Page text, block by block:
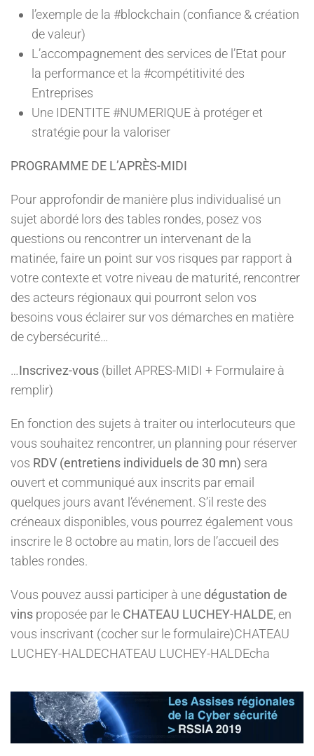
l’exemple de la #blockchain (confiance & création
de valeur)
L’accompagnement des services de l’Etat pour
la performance et la #compétitivité des
Entreprises
Une IDENTITE #NUMERIQUE à protéger et
stratégie pour la valoriser
PROGRAMME DE L’APRÈS-MIDI
Pour approfondir de manière plus individualisé un
sujet abordé lors des tables rondes, posez vos
questions ou rencontrer un intervenant de la
matinée, faire un point sur vos risques par rapport à
votre contexte et votre niveau de maturité, rencontrer
des acteurs régionaux qui pourront selon vos
besoins vous éclairer sur vos démarches en matière
de cybersécurité…
…Inscrivez-vous (billet APRES-MIDI + Formulaire à
remplir)
En fonction des sujets à traiter ou interlocuteurs que
vous souhaitez rencontrer, un planning pour réserver
vos RDV (entretiens individuels de 30 mn) sera
ouvert et communiqué aux inscrits par email
quelques jours avant l’événement. S’il reste des
créneaux disponibles, vous pourrez également vous
inscrire le 8 octobre au matin, lors de l’accueil des
tables rondes.
Vous pouvez aussi participer à une dégustation de
vins proposée par le CHATEAU LUCHEY-HALDE, en
vous inscrivant (cocher sur le formulaire)CHATEAU
LUCHEY-HALDECHATEAU LUCHEY-HALDEcha